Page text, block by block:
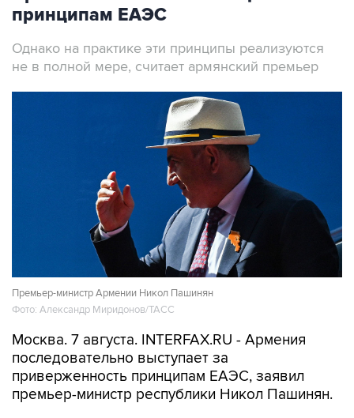
принципам ЕАЭС
Однако на практике эти принципы реализуются
не в полной мере, считает армянский премьер
Премьер-министр Армении Никол Пашинян
Фото: Александр Миридонов/ТАСС
Москва. 7 августа. INTERFAX.RU - Армения
последовательно выступает за
приверженность принципам ЕАЭС, заявил
премьер-министр республики Никол Пашинян.